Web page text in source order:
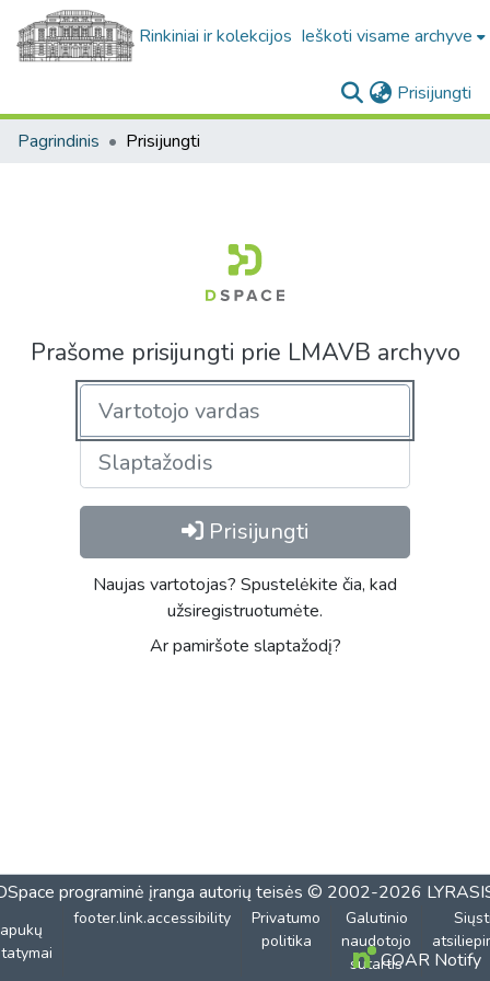
Rinkiniai ir kolekcijos Ieškoti visame archyve
Prisijungti
Pagrindinis Prisijungti
Prašome prisijungti prie LMAVB archyvo
Prisijungti
Naujas vartotojas? Spustelėkite čia, kad
užsiregistruotumėte.
Ar pamiršote slaptažodį?
programinė įranga autorių teisės © 2002-2026
footer.link.accessibility
Privatumo
politika
Galutinio
naudotojo
sutartisCOAR Notify